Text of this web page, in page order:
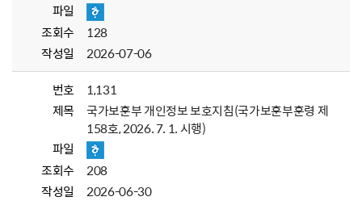
파일
조회수
128
작성일
2026-07-06
번호
1,131
제목
국가보훈부 개인정보 보호지침(국가보훈부훈령 제
158호, 2026. 7. 1. 시행)
파일
조회수
208
작성일
2026-06-30